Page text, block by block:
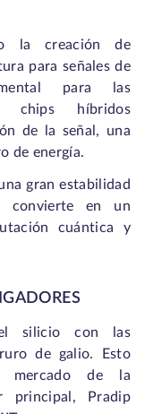
la creación de
para señales de
para las
chips híbridos
de la señal, una
de energía.
gran estabilidad
convierte en un
cuántica y
silicio con las
de galio. Esto
mercado de la
principal, Pradip